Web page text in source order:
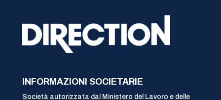
INFORMAZIONI SOCIETARIE
Società autorizzata dal Ministero del Lavoro e delle